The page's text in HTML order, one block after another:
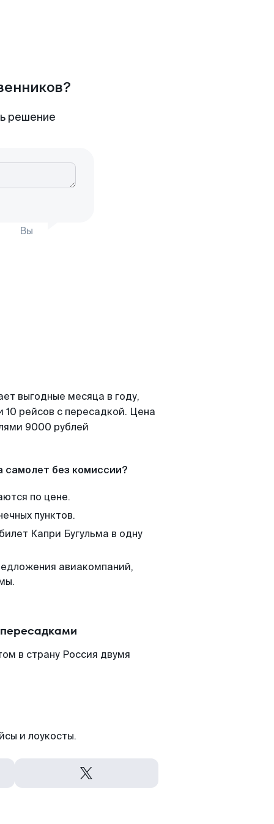
решение
Вы
выгодные месяца в году,
рейсов с пересадкой. Цена
9000 рублей
самолет без комиссии?
по цене.
пунктов.
Капри Бугульма в одну
авиакомпаний,
в страну Россия двумя
и лоукосты.